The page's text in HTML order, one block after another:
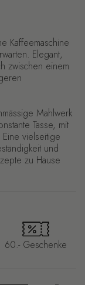
Kaffeemaschine
Elegant,
zwischen einem
Mahlwerk
Tasse, mit
vielseitige
und
zu Hause
60.- Geschenke